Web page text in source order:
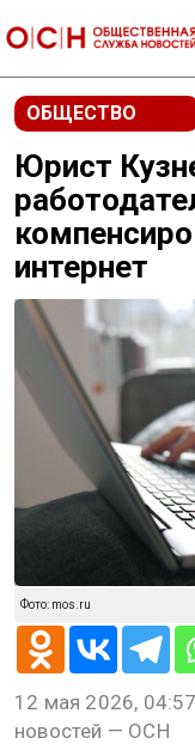
ОБЩЕСТВО
Юрист
интернет
Фото: mos.ru
12 мая 2026,
новостей — ОСН